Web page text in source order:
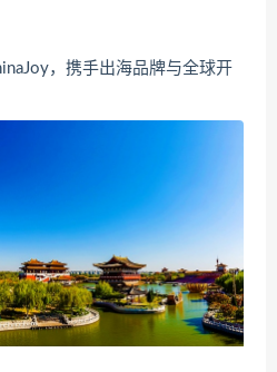
，携手出海品牌与全球开